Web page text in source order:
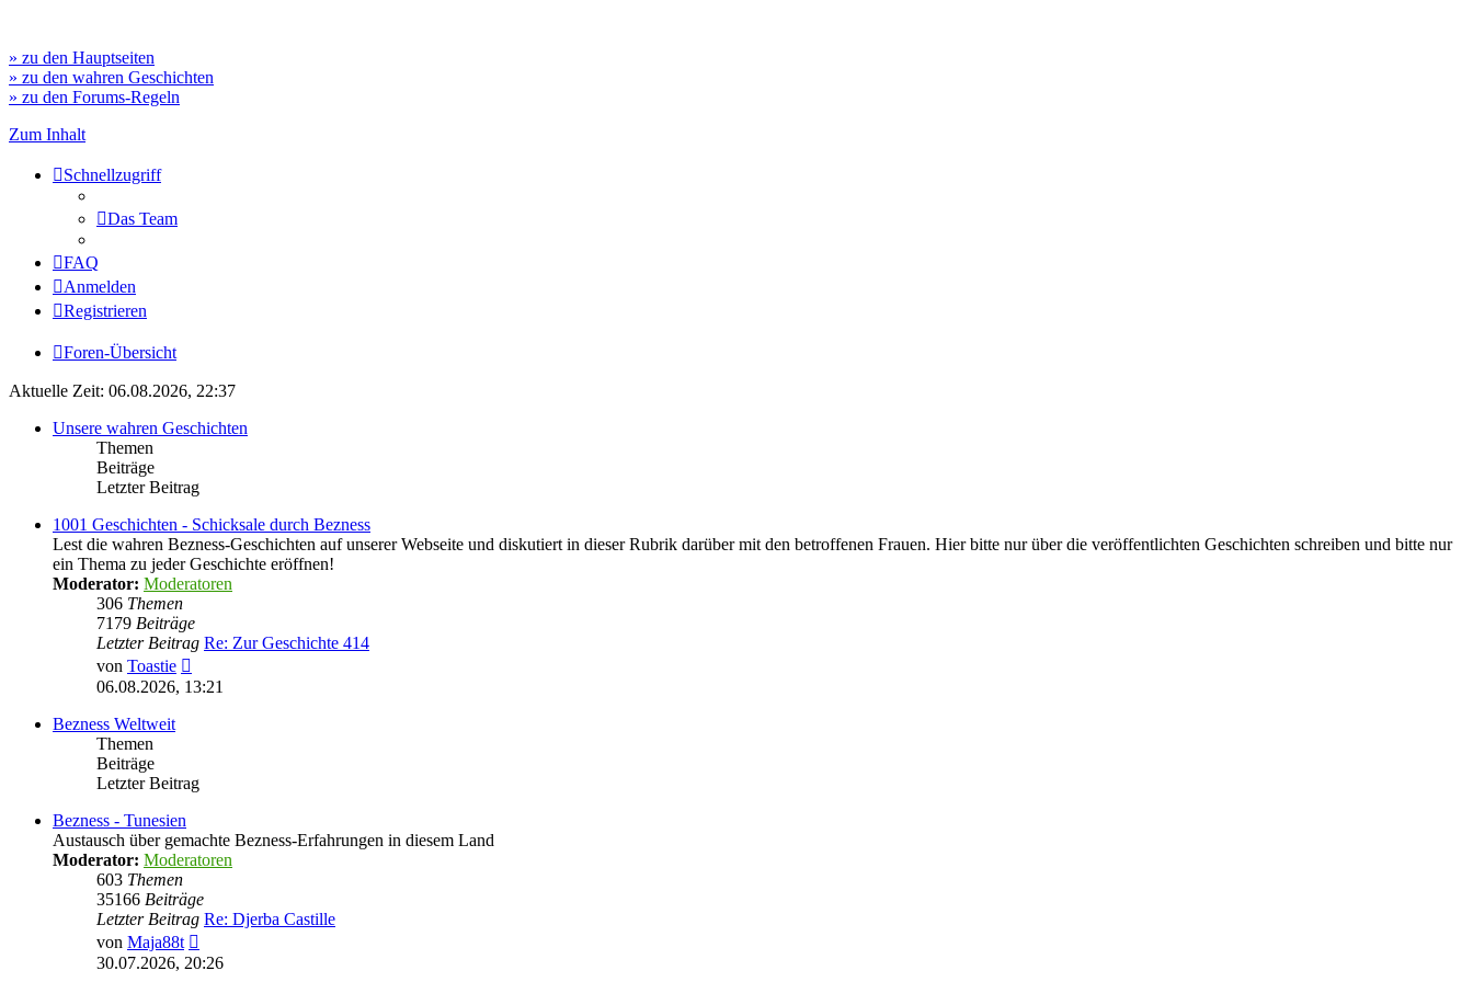
» zu den Hauptseiten
» zu den wahren Geschichten
» zu den Forums-Regeln
Zum Inhalt
Schnellzugriff
Das Team
FAQ
Anmelden
Registrieren
Foren-Übersicht
Aktuelle Zeit: 06.08.2026, 22:37
Unsere wahren Geschichten
Themen
Beiträge
Letzter Beitrag
1001 Geschichten - Schicksale durch Bezness
Lest die wahren Bezness-Geschichten auf unserer Webseite und diskutiert in dieser Rubrik darüber mit den betroffenen Frauen. Hier bitte nur über die veröffentlichten Geschichten schreiben und bitte nur
ein Thema zu jeder Geschichte eröffnen!
Moderator: Moderatoren
306 Themen
7179 Beiträge
Letzter Beitrag Re: Zur Geschichte 414
von Toastie
Beitrag
06.08.2026, 13:21
Bezness Weltweit
Themen
Beiträge
Letzter Beitrag
Bezness - Tunesien
Austausch über gemachte Bezness-Erfahrungen in diesem Land
Moderator: Moderatoren
603 Themen
35166 Beiträge
Letzter Beitrag Re: Djerba Castille
von Maja88t
Beitrag
30.07.2026, 20:26